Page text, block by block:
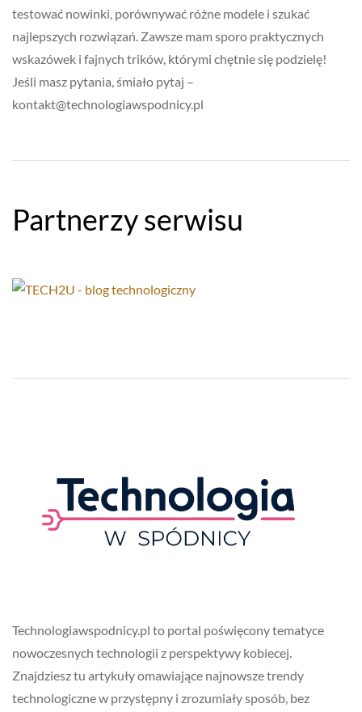
testować nowinki, porównywać różne modele i szukać
najlepszych rozwiązań. Zawsze mam sporo praktycznych
wskazówek i fajnych trików, którymi chętnie się podzielę!
Jeśli masz pytania, śmiało pytaj –
kontakt@technologiawspodnicy.pl
Partnerzy serwisu
Technologiawspodnicy.pl to portal poświęcony tematyce
nowoczesnych technologii z perspektywy kobiecej.
Znajdziesz tu artykuły omawiające najnowsze trendy
technologiczne w przystępny i zrozumiały sposób, bez